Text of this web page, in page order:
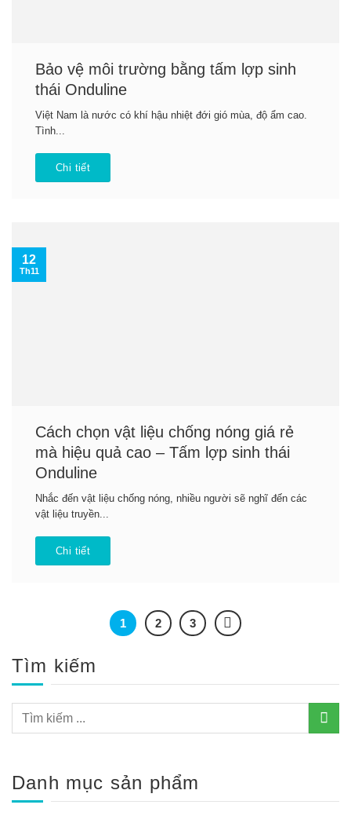
Bảo vệ môi trường bằng tấm lợp sinh
thái Onduline
Việt Nam là nước có khí hậu nhiệt đới gió mùa, độ ẩm cao.
Tình...
Chi tiết
Cách chọn vật liệu chống nóng giá rẻ
mà hiệu quả cao – Tấm lợp sinh thái
Onduline
Nhắc đến vật liệu chống nóng, nhiều người sẽ nghĩ đến các
vật liệu truyền...
Chi tiết
12
Th11
1 2 3
Tìm kiếm
Danh mục sản phẩm